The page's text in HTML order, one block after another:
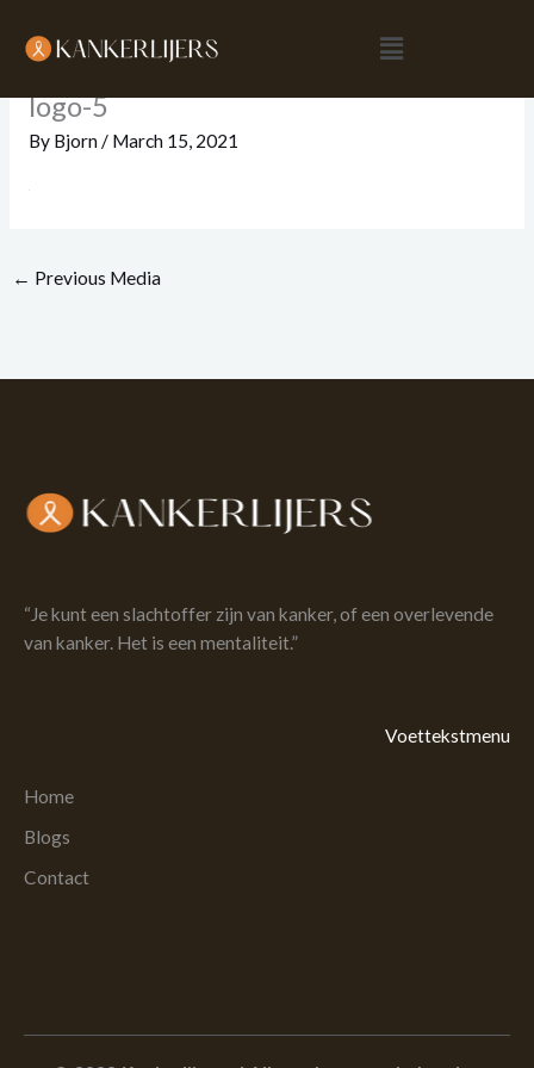
Menu
logo-5
By Bjorn/ March 15, 2021
← Previous Media
“Je kunt een slachtoffer zijn van kanker, of een overlevende
van kanker. Het is een mentaliteit.”
Voettekstmenu
Home
Blogs
Contact